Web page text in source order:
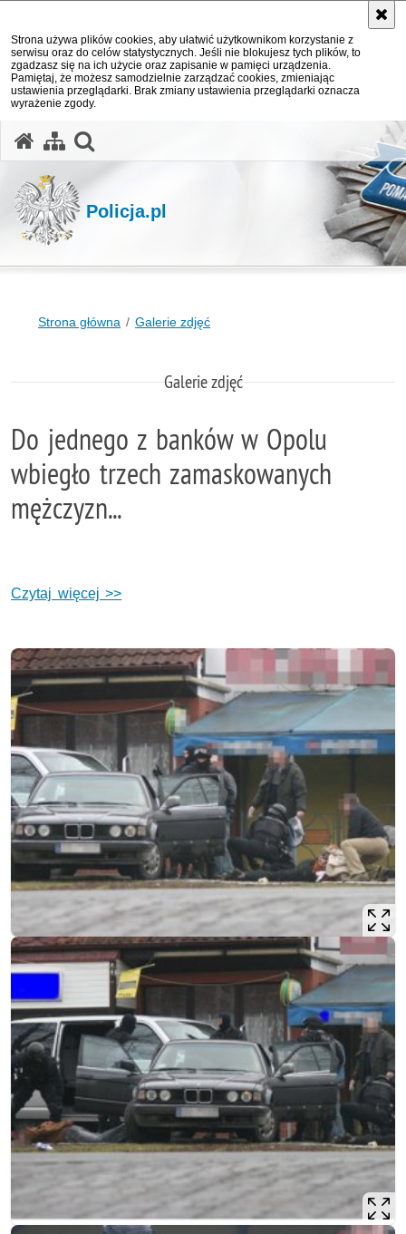
Strona używa plików cookies, aby ułatwić użytkownikom korzystanie z
serwisu oraz do celów statystycznych. Jeśli nie blokujesz tych plików, to
zgadzasz się na ich użycie oraz zapisanie w pamięci urządzenia.
Pamiętaj, że możesz samodzielnie zarządzać cookies, zmieniając
ustawienia przeglądarki. Brak zmiany ustawienia przeglądarki oznacza
wyrażenie zgody.
Policja.pl
Strona główna Galerie zdjęć
Galerie zdjęć
Do jednego z banków w Opolu
wbiegło trzech zamaskowanych
mężczyzn...
Czytaj więcej >>